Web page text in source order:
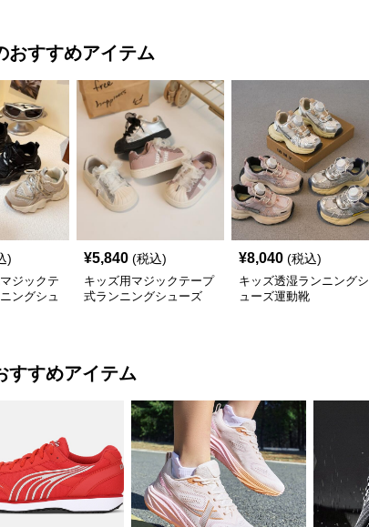
おすすめアイテム
)
ジックテ
ングシュ
¥5,840 (税込)
キッズ用マジックテープ
式ランニングシューズ
¥8,040 (税込)
キッズ透湿ランニングシ
ューズ運動靴
すすめアイテム